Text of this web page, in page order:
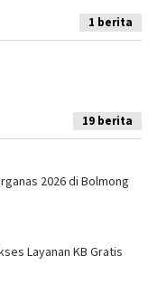
1 berita
19 berita
2026 di Bolmong
Layanan KB Gratis